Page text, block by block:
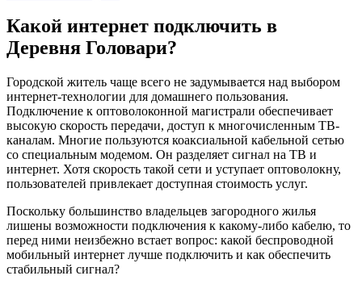
Какой интернет подключить в
Деревня Головари?
Городской житель чаще всего не задумывается над выбором
интернет-технологии для домашнего пользования.
Подключение к оптоволоконной магистрали обеспечивает
высокую скорость передачи, доступ к многочисленным ТВ-
каналам. Многие пользуются коаксиальной кабельной сетью
со специальным модемом. Он разделяет сигнал на ТВ и
интернет. Хотя скорость такой сети и уступает оптоволокну,
пользователей привлекает доступная стоимость услуг.
Поскольку большинство владельцев загородного жилья
лишены возможности подключения к какому-либо кабелю, то
перед ними неизбежно встает вопрос: какой беспроводной
мобильный интернет лучше подключить и как обеспечить
стабильный сигнал?